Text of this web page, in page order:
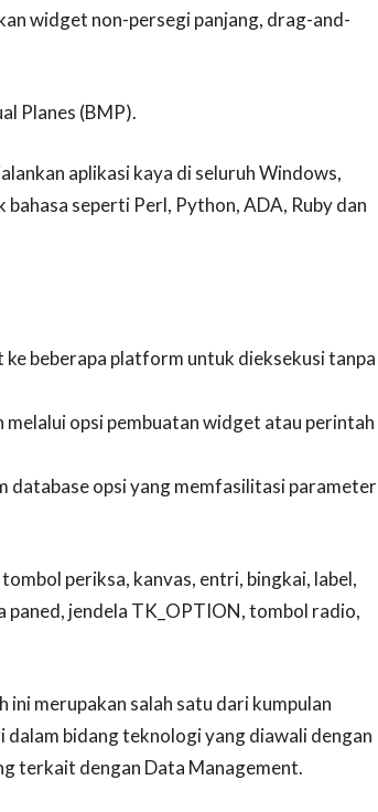
widget non-persegi panjang, drag-and-
Planes (BMP).
aplikasi kaya di seluruh Windows,
seperti Perl, Python, ADA, Ruby dan
beberapa platform untuk dieksekusi tanpa
opsi pembuatan widget atau perintah
database opsi yang memfasilitasi parameter
periksa, kanvas, entri, bingkai, label,
paned, jendela TK_OPTION, tombol radio,
merupakan salah satu dari kumpulan
bidang teknologi yang diawali dengan
terkait dengan Data Management.